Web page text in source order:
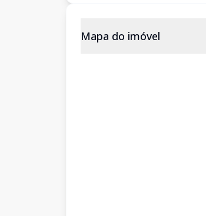
Mapa do imóvel